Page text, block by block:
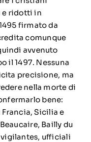
e ridotti in
firmato da
comunque
avvenuto
il 1497. Nessuna
precisione, ma
nella morte di
bene:
Francia, Sicilia e
Bailly du
ufficiali